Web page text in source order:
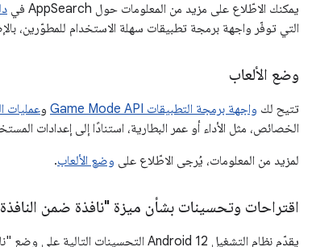
يمكنك الاطّلاع على مزيد من المعلومات حول AppSearch في
التي توفّر واجهة برمجة تطبيقات سهلة الاستخدام للمطوّرين،
وضع الألعاب
تتيح لك واجهة برمجة التطبيقات Game Mode API وعمليات
الخصائص، مثل الأداء أو عمر البطارية، استنادًا إلى إعدادات
لمزيد من المعلومات، يُرجى الاطّلاع على وضع الألعاب.
اقتراحات وتحسينات بشأن ميزة "نافذة ضمن
يقدّم نظام التشغيل Android 12 التحسينات التالية على وضع "نافذة ضمن النافذة":